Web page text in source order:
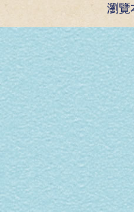
瀏覽